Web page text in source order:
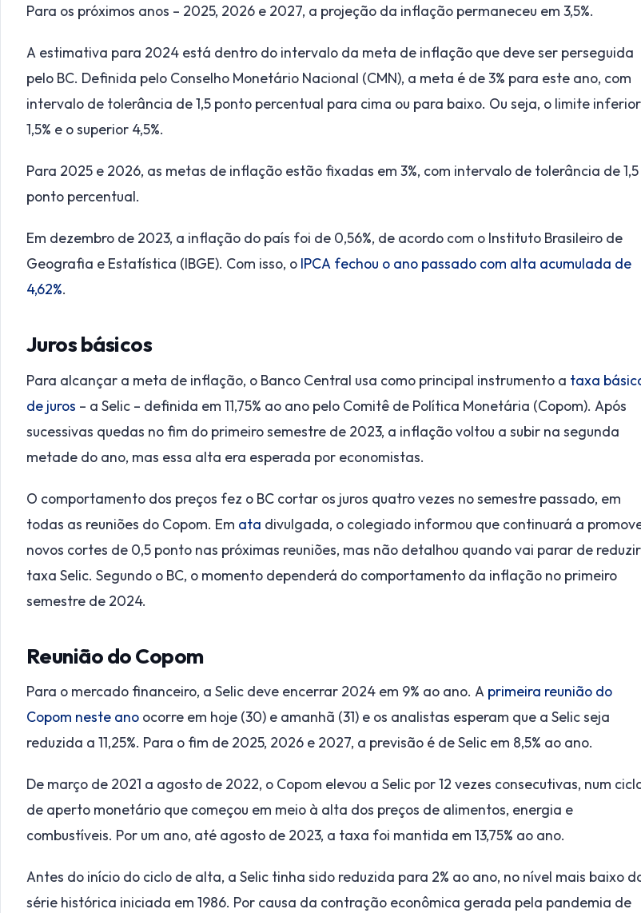
Para os próximos anos – 2025, 2026 e 2027, a projeção da inflação permaneceu em 3,5%.
A estimativa para 2024 está dentro do intervalo da meta de inflação que deve ser perseguida
pelo BC. Definida pelo Conselho Monetário Nacional (CMN), a meta é de 3% para este ano, com
intervalo de tolerância de 1,5 ponto percentual para cima ou para baixo. Ou seja, o limite
1,5% e o superior 4,5%.
Para 2025 e 2026, as metas de inflação estão fixadas em 3%, com intervalo de tolerância de 1,5
ponto percentual.
Em dezembro de 2023, a inflação do país foi de 0,56%, de acordo com o Instituto Brasileiro de
Geografia e Estatística (IBGE). Com isso, o IPCA fechou o ano passado com alta acumulada de
4,62%.
Juros básicos
Para alcançar a meta de inflação, o Banco Central usa como principal instrumento a taxa
de juros – a Selic – definida em 11,75% ao ano pelo Comitê de Política Monetária (Copom). Após
sucessivas quedas no fim do primeiro semestre de 2023, a inflação voltou a subir na segunda
metade do ano, mas essa alta era esperada por economistas.
O comportamento dos preços fez o BC cortar os juros quatro vezes no semestre passado, em
todas as reuniões do Copom. Em ata divulgada, o colegiado informou que continuará a
novos cortes de 0,5 ponto nas próximas reuniões, mas não detalhou quando vai parar de
taxa Selic. Segundo o BC, o momento dependerá do comportamento da inflação no primeiro
semestre de 2024.
Reunião do Copom
Para o mercado financeiro, a Selic deve encerrar 2024 em 9% ao ano. A primeira reunião do
Copom neste ano ocorre em hoje (30) e amanhã (31) e os analistas esperam que a Selic seja
reduzida a 11,25%. Para o fim de 2025, 2026 e 2027, a previsão é de Selic em 8,5% ao ano.
De março de 2021 a agosto de 2022, o Copom elevou a Selic por 12 vezes consecutivas, num
de aperto monetário que começou em meio à alta dos preços de alimentos, energia e
combustíveis. Por um ano, até agosto de 2023, a taxa foi mantida em 13,75% ao ano.
Antes do início do ciclo de alta, a Selic tinha sido reduzida para 2% ao ano, no nível mais baixo
série histórica iniciada em 1986. Por causa da contração econômica gerada pela pandemia de